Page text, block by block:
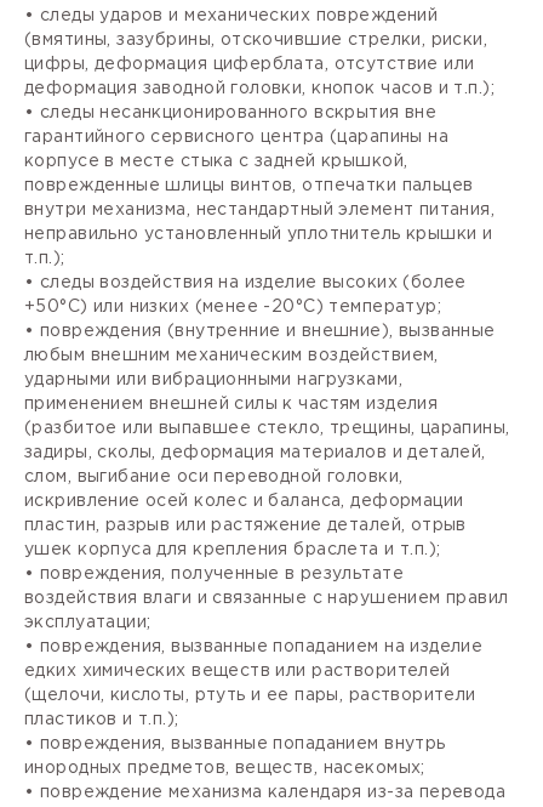
• следы ударов и механических повреждений
(вмятины, зазубрины, отскочившие стрелки, риски,
цифры, деформация циферблата, отсутствие или
деформация заводной головки, кнопок часов и т.п.);
• следы несанкционированного вскрытия вне
гарантийного сервисного центра (царапины на
корпусе в месте стыка с задней крышкой,
поврежденные шлицы винтов, отпечатки пальцев
внутри механизма, нестандартный элемент питания,
неправильно установленный уплотнитель крышки и
т.п.);
• следы воздействия на изделие высоких (более
+50°С) или низких (менее -20°С) температур;
• повреждения (внутренние и внешние), вызванные
любым внешним механическим воздействием,
ударными или вибрационными нагрузками,
применением внешней силы к частям изделия
(разбитое или выпавшее стекло, трещины, царапины,
задиры, сколы, деформация материалов и деталей,
слом, выгибание оси переводной головки,
искривление осей колес и баланса, деформации
пластин, разрыв или растяжение деталей, отрыв
ушек корпуса для крепления браслета и т.п.);
• повреждения, полученные в результате
воздействия влаги и связанные с нарушением правил
эксплуатации;
• повреждения, вызванные попаданием на изделие
едких химических веществ или растворителей
(щелочи, кислоты, ртуть и ее пары, растворители
пластиков и т.п.);
• повреждения, вызванные попаданием внутрь
инородных предметов, веществ, насекомых;
• повреждение механизма календаря из-за перевода